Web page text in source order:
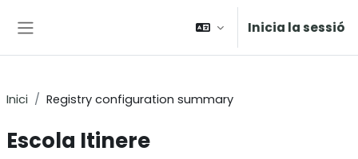
Inicia la sessió
Inici Registry configuration summary
Escola Itinere